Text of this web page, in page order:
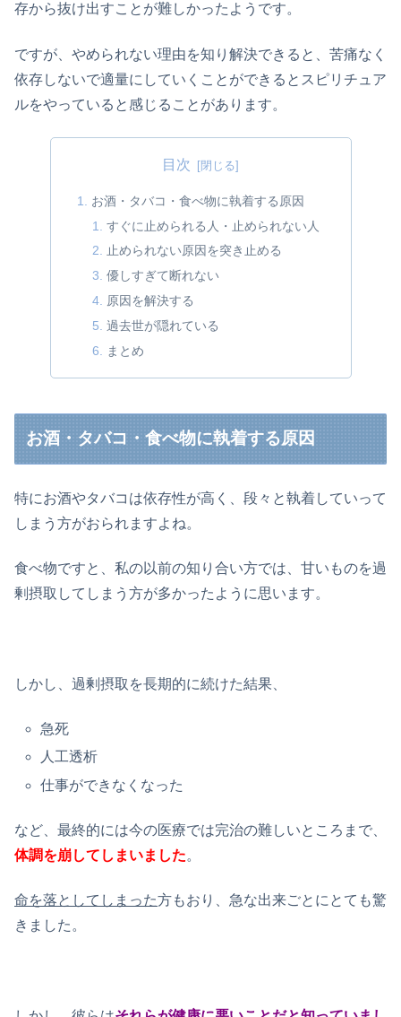
存から抜け出すことが難しかったようです。
ですが、やめられない理由を知り解決できると、苦痛なく
依存しないで適量にしていくことができるとスピリチュア
ルをやっていると感じることがあります。
目次
お酒・タバコ・食べ物に執着する原因
すぐに止められる人・止められない人
止められない原因を突き止める
優しすぎて断れない
原因を解決する
過去世が隠れている
まとめ
お酒・タバコ・食べ物に執着する原因
特にお酒やタバコは依存性が高く、段々と執着していって
しまう方がおられますよね。
食べ物ですと、私の以前の知り合い方では、甘いものを過
剰摂取してしまう方が多かったように思います。
しかし、過剰摂取を長期的に続けた結果、
急死
人工透析
仕事ができなくなった
など、最終的には今の医療では完治の難しいところまで、
体調を崩してしまいました。
命を落としてしまった方もおり、急な出来ごとにとても驚
きました。